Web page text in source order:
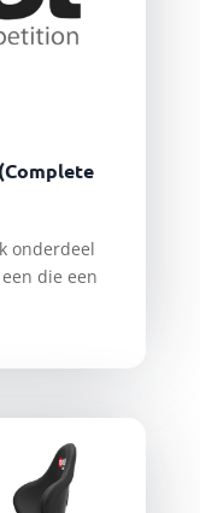
onderdeel
die een